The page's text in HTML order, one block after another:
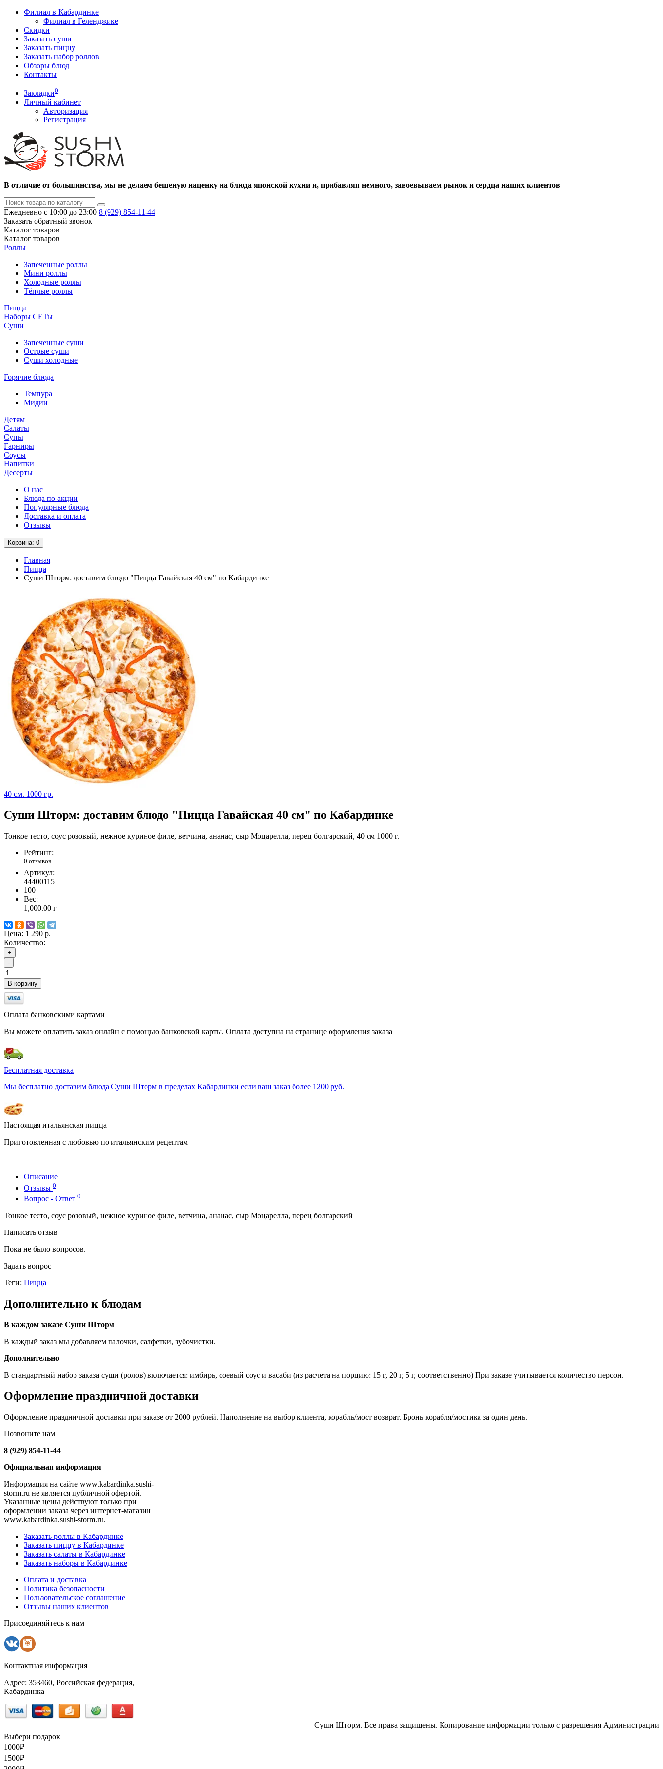
Филиал в Кабардинке
Филиал в Геленджике
Скидки
Заказать суши
Заказать пиццу
Заказать набор роллов
Обзоры блюд
Контакты
Закладки0
Личный кабинет
Авторизация
Регистрация
В отличие от большинства, мы не делаем бешеную наценку на блюда японской кухни и, прибавляя немного, завоевываем рынок и сердца наших клиентов
Ежедневно с 10:00 до 23:00 8 (929) 854-11-44
Заказать обратный звонок
Каталог товаров
Каталог товаров
Роллы
Запеченные роллы
Мини роллы
Холодные роллы
Тёплые роллы
Пицца
Наборы СЕТы
Суши
Запеченные суши
Острые суши
Суши холодные
Горячие блюда
Темпура
Мидии
Детям
Салаты
Супы
Гарниры
Соусы
Напитки
Десерты
О нас
Блюда по акции
Популярные блюда
Доставка и оплата
Отзывы
Корзина: 0
Главная
Пицца
Суши Шторм: доставим блюдо "Пицца Гавайская 40 см" по Кабардинке
40 см. 1000 гр.
Суши Шторм: доставим блюдо "Пицца Гавайская 40 см" по Кабардинке
Тонкое тесто, соус розовый, нежное куриное филе, ветчина, ананас, сыр Моцарелла, перец болгарский, 40 см 1000 г.
Рейтинг:
0 отзывов
Артикул:
44400115
100
Вес:
1,000.00 г
Цена: 1 290 р.
Количество:
+
-
В корзину
Оплата банковскими картами
Вы можете оплатить заказ онлайн с помощью банковской карты. Оплата доступна на странице оформления заказа
Бесплатная доставка
Мы бесплатно доставим блюда Суши Шторм в пределах Кабардинки если ваш заказ более 1200 руб.
Настоящая итальянская пицца
Приготовленная с любовью по итальянским рецептам
Описание
Отзывы 0
Вопрос - Ответ 0
Тонкое тесто, соус розовый, нежное куриное филе, ветчина, ананас, сыр Моцарелла, перец болгарский
Написать отзыв
Пока не было вопросов.
Задать вопрос
Теги: Пицца
Дополнительно к блюдам
В каждом заказе Суши Шторм
В каждый заказ мы добавляем палочки, салфетки, зубочистки.
Дополнительно
В стандартный набор заказа суши (ролов) включается: имбирь, соевый соус и васаби (из расчета на порцию: 15 г, 20 г, 5 г, соответственно) При заказе учитывается количество персон.
Оформление праздничной доставки
Оформление праздничной доставки при заказе от 2000 рублей. Наполнение на выбор клиента, корабль/мост возврат. Бронь корабля/мостика за один день.
Позвоните нам
8 (929) 854-11-44
Официальная информация
Информация на сайте www.kabardinka.sushi-
storm.ru не является публичной офертой.
Указанные цены действуют только при
оформлении заказа через интернет-магазин
www.kabardinka.sushi-storm.ru.
Заказать роллы в Кабардинке
Заказать пиццу в Кабардинке
Заказать салаты в Кабардинке
Заказать наборы в Кабардинке
Оплата и доставка
Политика безопасности
Пользовательское соглашение
Отзывы наших клиентов
Присоединяйтесь к нам
Контактная информация
Адрес: 353460, Российская федерация,
Кабардинка
Суши Шторм. Все права защищены. Копирование информации только с разрешения Администрации
Выбери подарок
1000₽
1500₽